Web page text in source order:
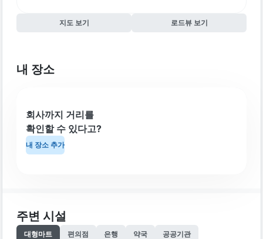
지도 보기 로드뷰 보기
내 장소
회사까지 거리를
확인할 수 있다고?
내 장소 추가
주변 시설
대형마트 편의점 은행 약국 공공기관